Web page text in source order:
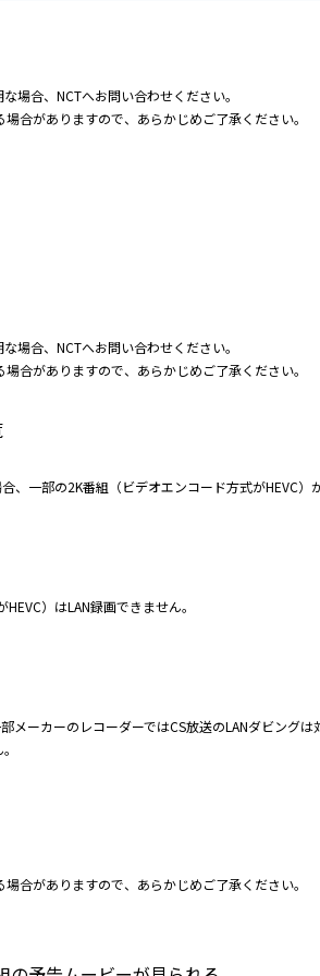
場合、NCTへお問い合わせください。
合がありますので、あらかじめご了承ください。
場合、NCTへお問い合わせください。
合がありますので、あらかじめご了承ください。
一部の2K番組（ビデオエンコード方式がHEVC
）はLAN録画できません。
ーカーのレコーダーではCS放送のLANダビングは
合がありますので、あらかじめご了承ください。